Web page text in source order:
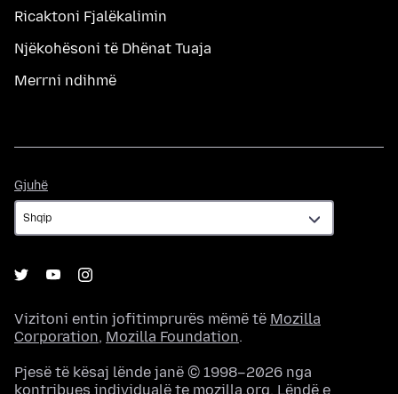
Ricaktoni Fjalëkalimin
Njëkohësoni të Dhënat Tuaja
Merrni ndihmë
Gjuhë
Vizitoni entin jofitimprurës mëmë të Mozilla
Corporation, Mozilla Foundation.
Pjesë të kësaj lënde janë © 1998–2026 nga
kontribues individualë te mozilla.org. Lëndë e